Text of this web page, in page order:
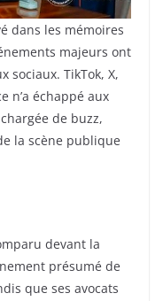
dans les mémoires
majeurs ont
sociaux. TikTok, X,
n’a échappé aux
de buzz,
la scène publique
devant la
présumé de
que ses avocats